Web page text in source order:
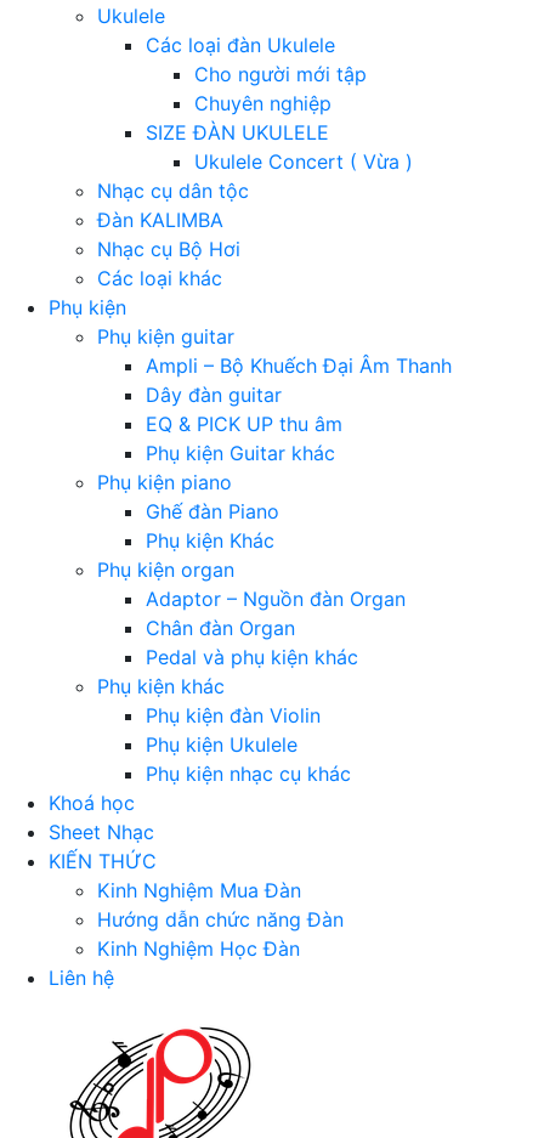
Ukulele
Các loại đàn Ukulele
Cho người mới tập
Chuyên nghiệp
SIZE ĐÀN UKULELE
Ukulele Concert ( Vừa )
Nhạc cụ dân tộc
Đàn KALIMBA
Nhạc cụ Bộ Hơi
Các loại khác
Phụ kiện
Phụ kiện guitar
Ampli – Bộ Khuếch Đại Âm Thanh
Dây đàn guitar
EQ & PICK UP thu âm
Phụ kiện Guitar khác
Phụ kiện piano
Ghế đàn Piano
Phụ kiện Khác
Phụ kiện organ
Adaptor – Nguồn đàn Organ
Chân đàn Organ
Pedal và phụ kiện khác
Phụ kiện khác
Phụ kiện đàn Violin
Phụ kiện Ukulele
Phụ kiện nhạc cụ khác
Khoá học
Sheet Nhạc
KIẾN THỨC
Kinh Nghiệm Mua Đàn
Hướng dẫn chức năng Đàn
Kinh Nghiệm Học Đàn
Liên hệ